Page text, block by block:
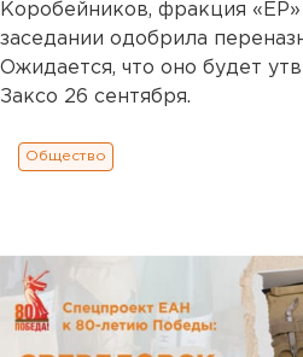
Коробейников, фракция
заседании одобрила
Ожидается, что оно будет
Заксо 26 сентября.
Общество